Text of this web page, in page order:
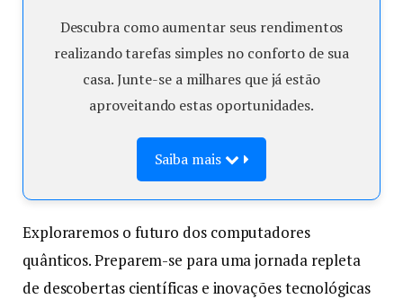
Descubra como aumentar seus rendimentos
realizando tarefas simples no conforto de sua
casa. Junte-se a milhares que já estão
aproveitando estas oportunidades.
Saiba mais
Exploraremos o futuro dos computadores
quânticos. Preparem-se para uma jornada repleta
de descobertas científicas e inovações tecnológicas